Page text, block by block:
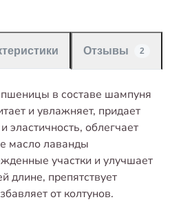
Отзывы 2
в составе шампуня
и увлажняет, придает
эластичность, облегчает
масло лаванды
участки и улучшает
длине, препятствует
от колтунов.